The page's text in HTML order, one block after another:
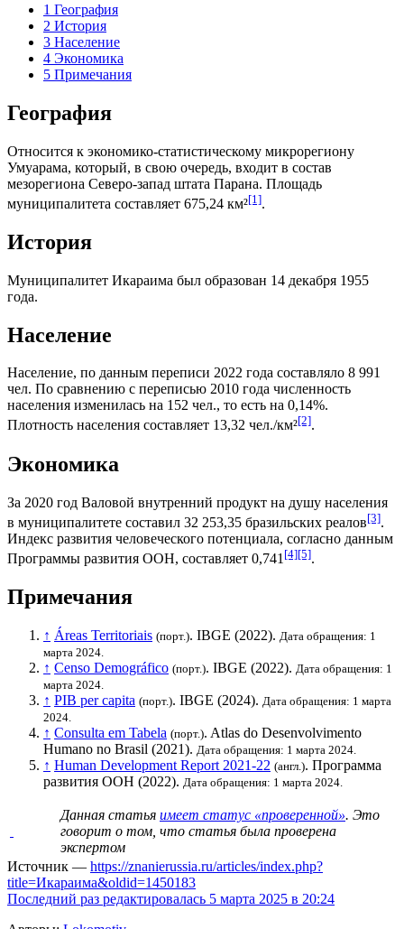
1 География
2 История
3 Население
4 Экономика
5 Примечания
География
Относится к экономико-статистическому микрорегиону
Умуарама, который, в свою очередь, входит в состав
мезорегиона Северо-запад штата Парана. Площадь
муниципалитета составляет 675,24 км²[1].
История
Муниципалитет Икараима был образован 14 декабря 1955
года.
Население
Население, по данным переписи 2022 года составляло 8 991
чел. По сравнению с переписью 2010 года численность
населения изменилась на 152 чел., то есть на 0,14%.
Плотность населения составляет 13,32 чел./км²[2].
Экономика
За 2020 год Валовой внутренний продукт на душу населения
в муниципалитете составил 32 253,35 бразильских реалов[3].
Индекс развития человеческого потенциала, согласно данным
Программы развития ООН, составляет 0,741 [4][5].
Примечания
↑ Áreas Territoriais (порт.). IBGE (2022). Дата обращения: 1
марта 2024.
↑ Censo Demográfico (порт.). IBGE (2022). Дата обращения: 1
марта 2024.
↑ PIB per capita (порт.). IBGE (2024). Дата обращения: 1 марта
2024.
↑ Consulta em Tabela (порт.). Atlas do Desenvolvimento
Humano no Brasil (2021). Дата обращения: 1 марта 2024.
↑ Human Development Report 2021-22 (англ.). Программа
развития ООН (2022). Дата обращения: 1 марта 2024.
Данная статья имеет статус «проверенной». Это
говорит о том, что статья была проверена
экспертом
Источник — https://znanierussia.ru/articles/index.php?
title=Икараима&oldid=1450183
Последний раз редактировалась 5 марта 2025 в 20:24